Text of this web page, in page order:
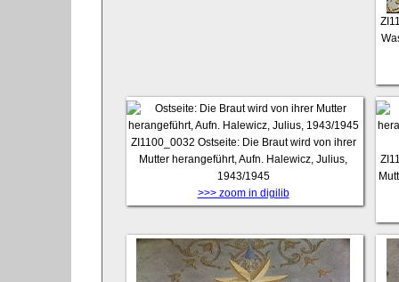
ZI1100_0032 Ostseite: Die Braut wird von ihrer
Mutter herangeführt, Aufn. Halewicz, Julius,
1943/1945
>>> zoom in digilib